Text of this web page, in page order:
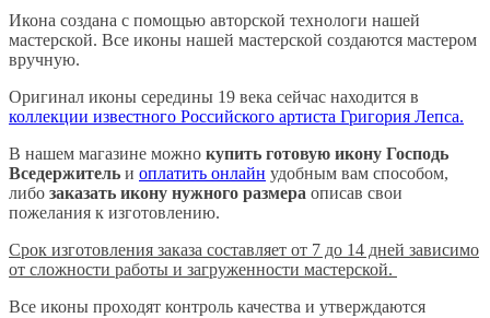
Икона создана с помощью авторской технологи нашей
мастерской. Все иконы нашей мастерской создаются мастером
вручную.
Оригинал иконы середины 19 века сейчас находится в
коллекции известного Российского артиста Григория Лепса.
В нашем магазине можно купить готовую икону Господь
Вседержитель и оплатить онлайн удобным вам способом,
либо заказать икону нужного размера описав свои
пожелания к изготовлению.
Срок изготовления заказа составляет от 7 до 14 дней зависимо
от сложности работы и загруженности мастерской.
Все иконы проходят контроль качества и утверждаются